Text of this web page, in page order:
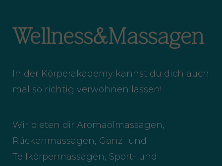
Wellness&Massagen
In der Körperakademy kannst du dich auch
mal so richtig verwöhnen lassen!
Wir bieten dir Aromaölmassagen,
Rückenmassagen, Ganz- und
Teilkörpermassagen, Sport- und